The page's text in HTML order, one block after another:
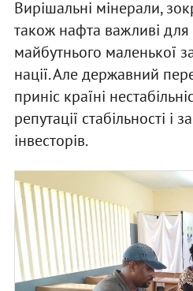
Вирішальні мінерали,
також нафта важливі для
майбутнього маленької
нації. Але державний
приніс країні
репутації стабільності і
інвесторів.